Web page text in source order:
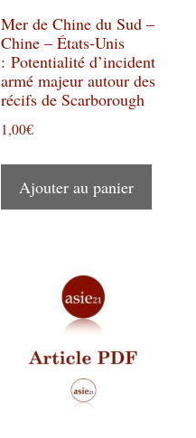
Mer de Chine du Sud –
Chine – États-Unis
: Potentialité d’incident
armé majeur autour des
récifs de Scarborough
1,00€
Ajouter au panier